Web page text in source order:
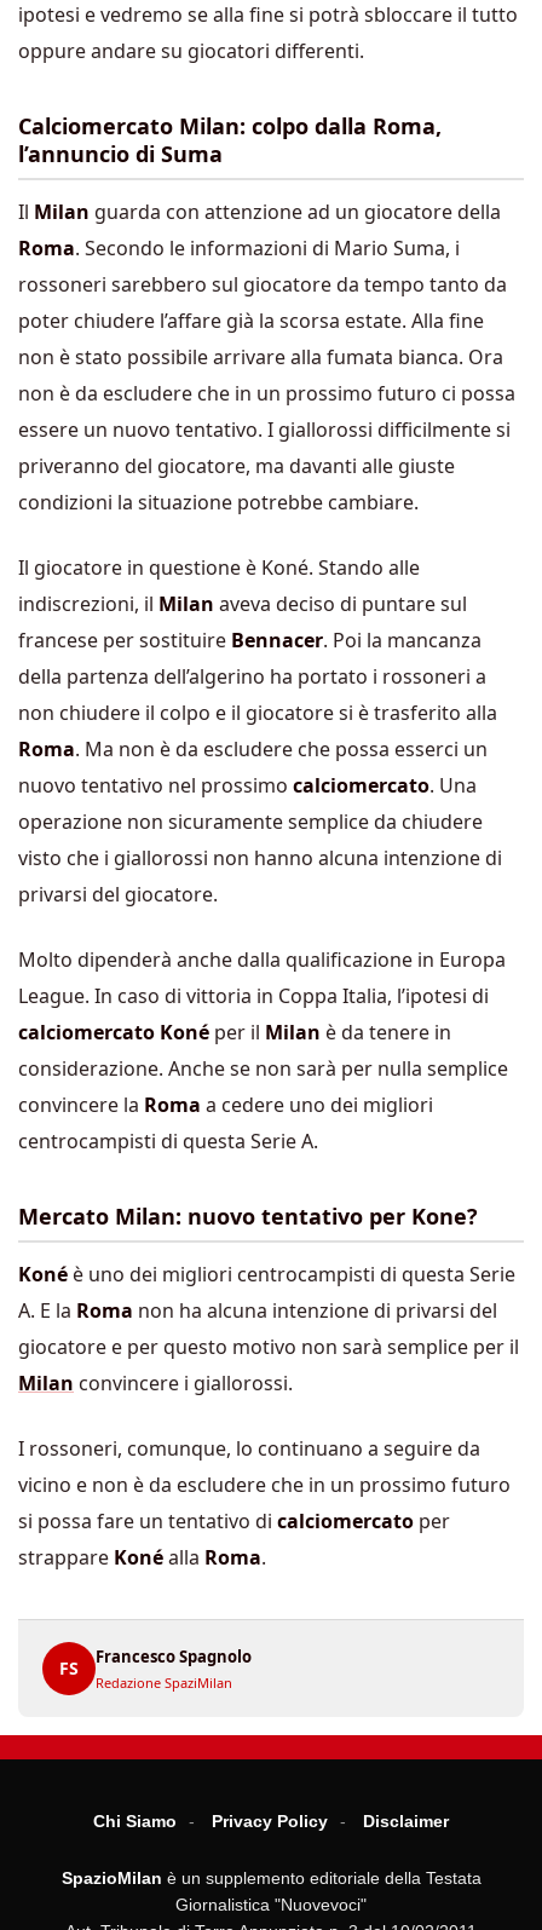
ipotesi e vedremo se alla fine si potrà sbloccare il tutto
oppure andare su giocatori differenti.
Calciomercato Milan: colpo dalla Roma,
l’annuncio di Suma
Il Milan guarda con attenzione ad un giocatore della
Roma. Secondo le informazioni di Mario Suma, i
rossoneri sarebbero sul giocatore da tempo tanto da
poter chiudere l’affare già la scorsa estate. Alla fine
non è stato possibile arrivare alla fumata bianca. Ora
non è da escludere che in un prossimo futuro ci possa
essere un nuovo tentativo. I giallorossi difficilmente si
priveranno del giocatore, ma davanti alle giuste
condizioni la situazione potrebbe cambiare.
Il giocatore in questione è Koné. Stando alle
indiscrezioni, il Milan aveva deciso di puntare sul
francese per sostituire Bennacer. Poi la mancanza
della partenza dell’algerino ha portato i rossoneri a
non chiudere il colpo e il giocatore si è trasferito alla
Roma. Ma non è da escludere che possa esserci un
nuovo tentativo nel prossimo calciomercato. Una
operazione non sicuramente semplice da chiudere
visto che i giallorossi non hanno alcuna intenzione di
privarsi del giocatore.
Molto dipenderà anche dalla qualificazione in Europa
League. In caso di vittoria in Coppa Italia, l’ipotesi di
calciomercato Koné per il Milan è da tenere in
considerazione. Anche se non sarà per nulla semplice
convincere la Roma a cedere uno dei migliori
centrocampisti di questa Serie A.
Mercato Milan: nuovo tentativo per Kone?
Koné è uno dei migliori centrocampisti di questa Serie
A. E la Roma non ha alcuna intenzione di privarsi del
giocatore e per questo motivo non sarà semplice per il
Milan convincere i giallorossi.
I rossoneri, comunque, lo continuano a seguire da
vicino e non è da escludere che in un prossimo futuro
si possa fare un tentativo di calciomercato per
strappare Konéalla Roma.
FS
Francesco Spagnolo
Redazione SpaziMilan
Chi Siamo Privacy Policy Disclaimer
SpazioMilan è un supplemento editoriale della Testata
Giornalistica "Nuovevoci"